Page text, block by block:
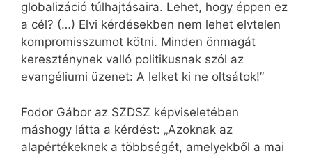
globalizáció túlhajtásaira. Lehet, hogy éppen ez
a cél? (…) Elvi kérdésekben nem lehet elvtelen
kompromisszumot kötni. Minden önmagát
kereszténynek valló politikusnak szól az
evangéliumi üzenet: A lelket ki ne oltsátok!”
Fodor Gábor az SZDSZ képviseletében
máshogy látta a kérdést: „Azoknak az
alapértékeknek a többségét, amelyekből a mai